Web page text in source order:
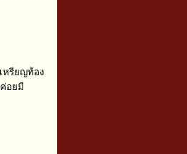
หรียญท้อง
อยมี